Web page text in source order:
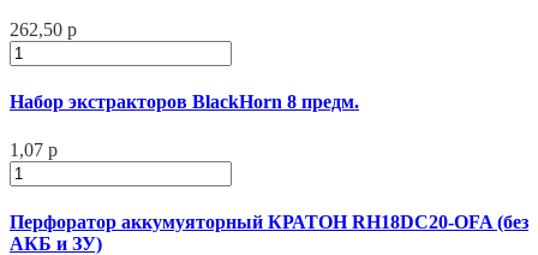
262,50 р
Набор экстракторов BlackHorn 8 предм.
1,07 р
Перфоратор аккумуяторный КРАТОН RH18DC20-OFA (без
АКБ и ЗУ)